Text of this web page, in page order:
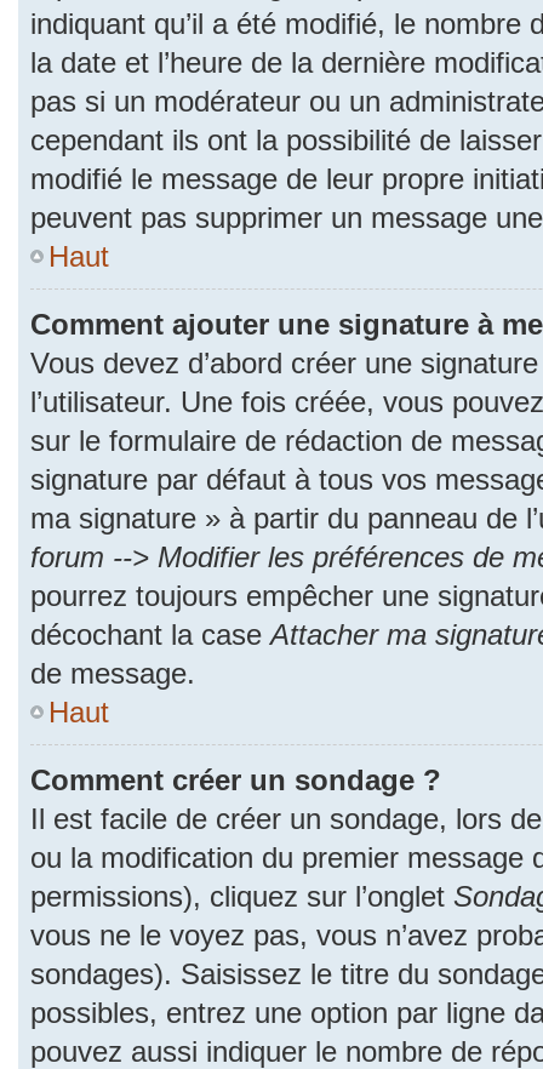
indiquant qu’il a été modifié, le nombre
la date et l’heure de la dernière
pas si un modérateur ou un
cependant ils ont la possibilité de
modifié le message de leur propre
peuvent pas supprimer un message
Haut
Comment ajouter une signature à
Vous devez d’abord créer une
l’utilisateur. Une fois créée, vous
sur le formulaire de rédaction de
signature par défaut à tous vos
ma signature » à partir du panneau de
forum --> Modifier les préférences de
pourrez toujours empêcher une
décochant la caseAttacher ma
de message.
Haut
Comment créer un sondage ?
Il est facile de créer un sondage, lors
ou la modification du premier message
permissions), cliquez sur l’onglet
vous ne le voyez pas, vous n’avez
sondages). Saisissez le titre du
possibles, entrez une option par ligne
pouvez aussi indiquer le nombre de